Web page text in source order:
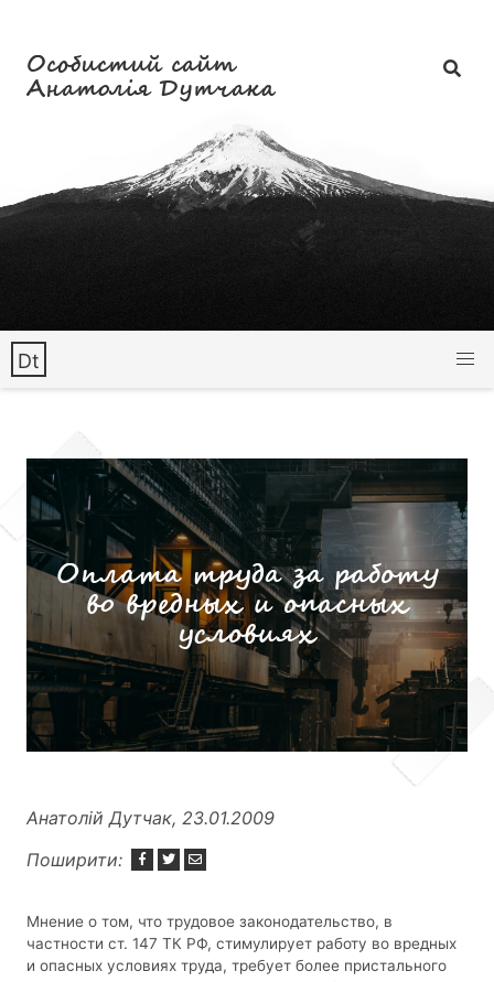
Особистий сайт
Анатолія Дутчака
Dt
Оплата труда за работу
во вредных и опасных
условиях
Анатолій Дутчак, 23.01.2009
Поширити:
Мнение о том, что трудовое законодательство, в
частности ст. 147 ТК РФ, стимулирует работу во вредных
и опасных условиях труда, требует более пристального